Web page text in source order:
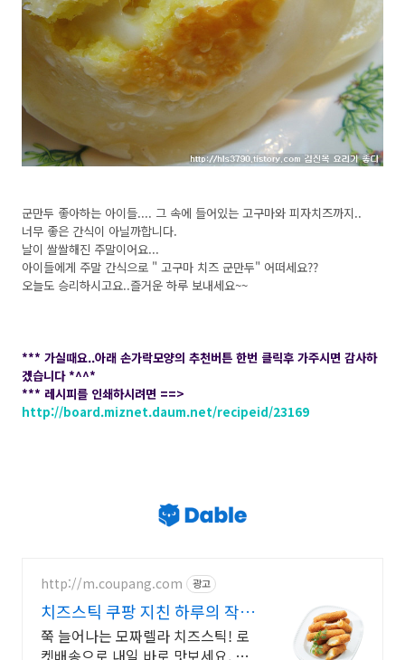
군만두 좋아하는 아이들.... 그 속에 들어있는 고구마와 피자치즈까지..
너무 좋은 간식이 아닐까합니다.
날이 쌀쌀해진 주말이어요...
아이들에게 주말 간식으로 " 고구마 치즈 군만두" 어떠세요??
오늘도 승리하시고요..즐거운 하루 보내세요~~
*** 가실때요..아래 손가락모양의 추천버튼 한번 클릭후 가주시면 감사하
겠습니다 *^^*
*** 레시피를 인쇄하시려면 ==>
http://board.miznet.daum.net/recipeid/23169
http://m.coupang.com 광고
치즈스틱 쿠팡 지친 하루의 작은
행복
쭉 늘어나는 모짜렐라 치즈스틱! 로
켓배송으로 내일 바로 맛보세요. 아